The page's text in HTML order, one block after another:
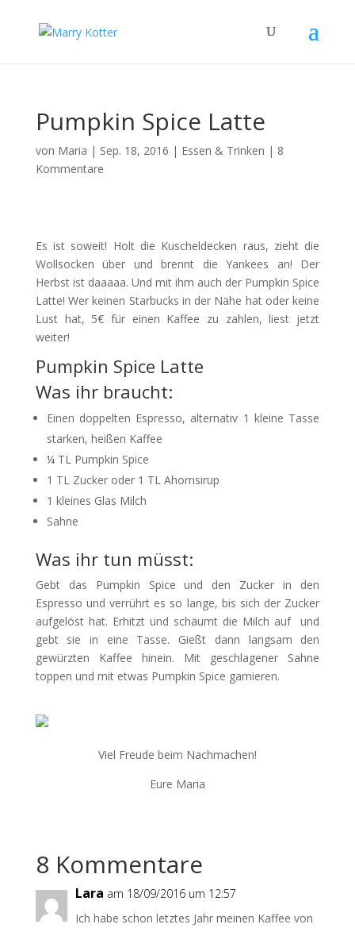
Pumpkin Spice Latte
von Maria | Sep. 18, 2016 | Essen & Trinken | 8
Kommentare
Es ist soweit! Holt die Kuscheldecken raus, zieht die
Wollsocken über und brennt die Yankees an! Der
Herbst ist daaaaa. Und mit ihm auch der Pumpkin Spice
Latte! Wer keinen Starbucks in der Nähe hat oder keine
Lust hat, 5€ für einen Kaffee zu zahlen, liest jetzt
weiter!
Pumpkin Spice Latte
Was ihr braucht:
Einen doppelten Espresso, alternativ 1 kleine Tasse
starken, heißen Kaffee
¼ TL Pumpkin Spice
1 TL Zucker oder 1 TL Ahornsirup
1 kleines Glas Milch
Sahne
Was ihr tun müsst:
Gebt das Pumpkin Spice und den Zucker in den
Espresso und verrührt es so lange, bis sich der Zucker
aufgelöst hat. Erhitzt und schäumt die Milch auf und
gebt sie in eine Tasse. Gießt dann langsam den
gewürzten Kaffee hinein. Mit geschlagener Sahne
toppen und mit etwas Pumpkin Spice garnieren.
Viel Freude beim Nachmachen!
Eure Maria
8 Kommentare
Lara am 18/09/2016 um 12:57
Ich habe schon letztes Jahr meinen Kaffee von